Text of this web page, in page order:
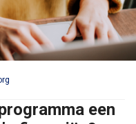
een